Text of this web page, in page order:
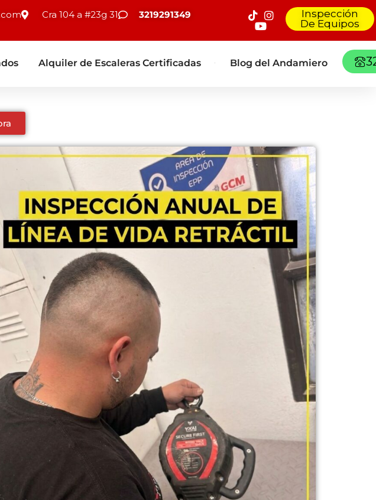
Cra 104 a #23g 31 3219291349
Inspección
De Equipos
Alquiler de Escaleras Certificadas Blog del Andamiero